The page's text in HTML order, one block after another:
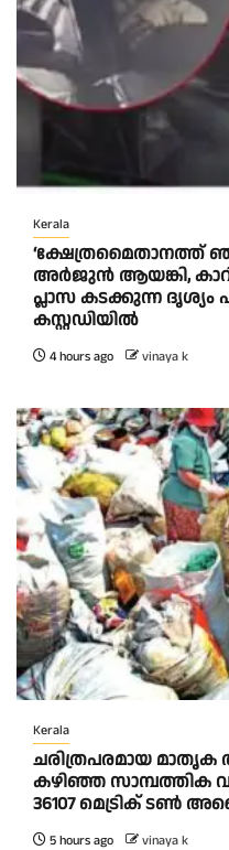
Kerala
‘ക്ഷേത്രമൈതാനത്ത്
അർജുൻ ആയങ്കി,
പ്ലാസ കടക്കുന്ന
കസ്റ്റഡിയിൽ
4 hours ago vinaya k
Kerala
ചരിത്രപരമായ
കഴിഞ്ഞ സാമ്പത്തിക
36107 മെട്രിക് ടണ്‍
5 hours ago vinaya k